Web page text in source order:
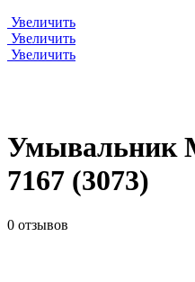
Увеличить
Увеличить
Увеличить
Умывальник
7167 (3073)
0 отзывов